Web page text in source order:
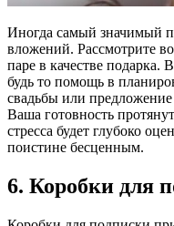
Иногда самый значимый
вложений. Рассмотрите
паре в качестве подарка.
будь то помощь в
свадьбы или
Ваша готовность
стресса будет глубоко
поистине бесценным.
6. Коробки для